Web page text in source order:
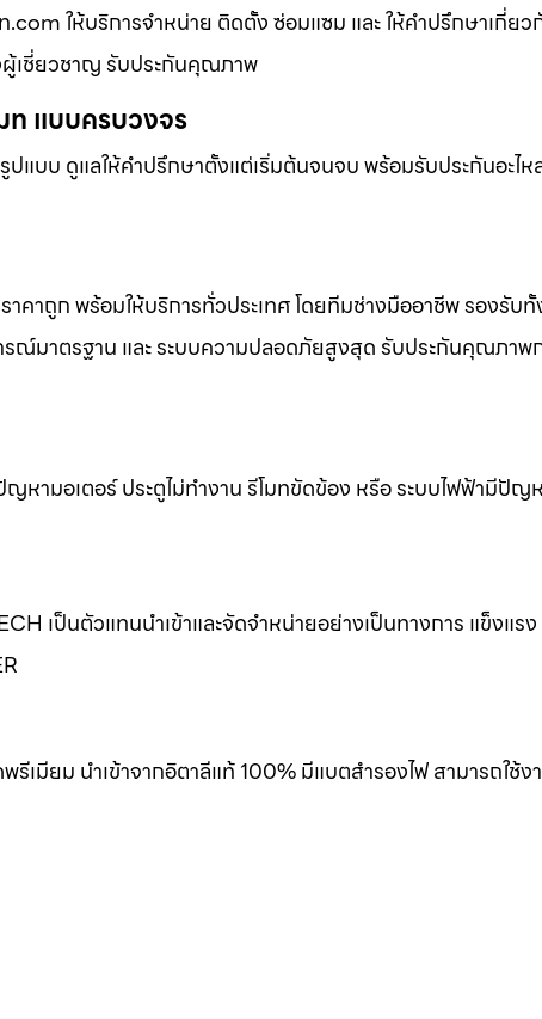
ให้บริการจำหน่าย ติดตั้ง ซ่อมแซม และ ให้คำปรึกษาเกี่ยว
ผู้เชี่ยวชาญ รับประกันคุณภาพ
ท แบบครบวงจร
บบ ดูแลให้คำปรึกษาตั้งแต่เริ่มต้นจนจบ พร้อมรับประกันอะไห
คาถูก พร้อมให้บริการทั่วประเทศ โดยทีมช่างมืออาชีพ รองรับ
ณ์มาตรฐาน และ ระบบความปลอดภัยสูงสุด รับประกันคุณภาพ
หามอเตอร์ ประตูไม่ทำงาน รีโมทขัดข้อง หรือ ระบบไฟฟ้ามีปัญ
เป็นตัวแทนนำเข้าและจัดจำหน่ายอย่างเป็นทางการ แข็งแร
เมียม นำเข้าจากอิตาลีแท้ 100% มีแบตสำรองไฟ สามารถใช้ง